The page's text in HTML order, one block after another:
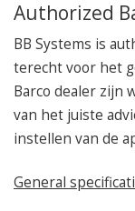
Authorized
BB Systems is
terecht voor het
Barco dealer zijn
van het juiste
instellen van de
General